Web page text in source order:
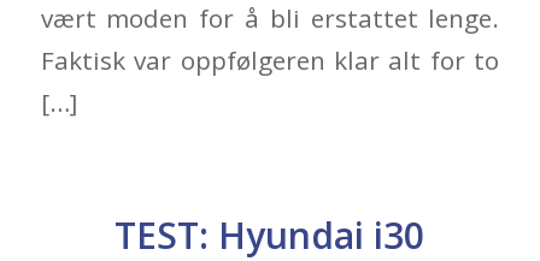
vært moden for å bli erstattet lenge.
Faktisk var oppfølgeren klar alt for to
[…]
TEST: Hyundai i30